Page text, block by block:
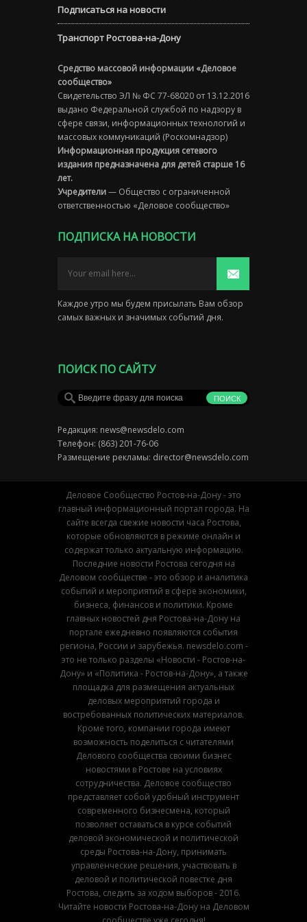
Подписаться на новости
Транспорт Ростова-на-Дону
Средство массовой информации «Деловое
сообщество»
Свидетельство ЭЛ № ФС 77-68020 от 13.12.2016
выдано Федеральной службой по надзору в
сфере связи, информационных технологий и
массовых коммуникаций (Роскомнадзор)
Информационная продукция сетевого
издания предназначена для детей старше 16
лет.
Учредители— Общество с ограниченной
ответственностью «Деловое сообщество»
ПОДПИСКА НА НОВОСТИ
Каждое утро мы будем присылать Вам обзор
самых важных и значимых событий дня.
ПОИСК ПО САЙТУ
Редакция: news@newsdelo.com
Телефон: (863) 201-76-06
Размещение рекламы: director@newsdelo.com
Деловое Сообщество Ростов-на-Дону - это
главный информационный портал города. На
сайте всегда свежие новости часа Ростова,
которые обновляются в режиме онлайн и
содержат только актуальную информацию.
Последние новости Ростова сегодня на
Деловом сообществе - это обзор и аналитика
событий и мероприятий в сфере экономики,
бизнеса, финансов и политики. Кроме
главных новостей дня Ростова-на-Дону на
портале ежедневно появляются события
региона, России и зарубежья. newsdelo.com -
это не только разделы «Новости - Ростов-на-
Дону» и «Политика - Ростов-на-Дону», а также
площадка для размещения актуальных
деловых мероприятий города и
востребованных политических материалов.
Кроме того, компании города имеют
возможность поделиться с читателями
Делового сообщества своими бизнес
новостями в Ростове на условиях
сотрудничества. Деловое сообщество
представляет собой удобный инструмент
современного бизнесмена, который
позволяет оставаться в курсе событий
деловой экономической и политической
среды Ростова-на-Дону, принимать
управленческие решения, участвовать в
деловой и политической повестке дня
Ростова, следить за ходом выборов - 2016.
Читайте новости Ростова-на-Дону на Деловом